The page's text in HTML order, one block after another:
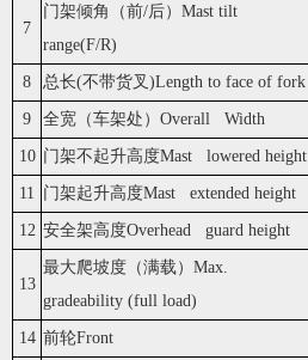
7
门架倾角（前/后）Mast tilt
range(F/R)
8 总长(不带货叉)Length to face of fork
9 全宽（车架处）Overall Width
10 门架不起升高度Mast lowered height
11 门架起升高度Mast extended height
12 安全架高度Overhead guard height
13
最大爬坡度（满载）Max.
gradeability (full load)
14 前轮Front